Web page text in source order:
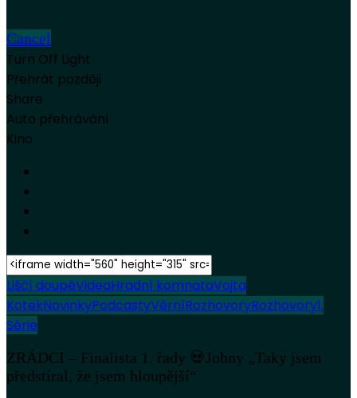
Cancel
Turn Off Light
Přehrát později
Share
Auto přehrávání
Kino
Liščí doupěVideaHradní komnataVojta
KotekNovinkyPodcastyVěrníRozhovoryRozhovory1.
Série
ZRÁDCI – Finalista 1. řady 💀Johny „Taky jsem
předstíral, že jsem hloupější“